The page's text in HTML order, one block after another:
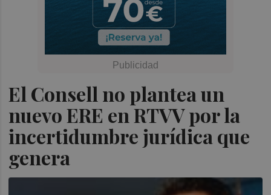
El Consell no plantea un
nuevo ERE en RTVV por la
incertidumbre jurídica que
genera